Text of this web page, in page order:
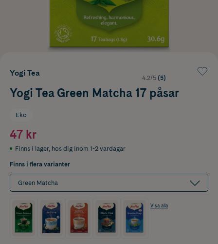
Yogi Tea
4.2/5 (5)
Yogi Tea Green Matcha 17 påsar
Eko
47 kr
Finns i lager, hos dig inom 1-2 vardagar
Finns i flera varianter
Green Matcha
Visa alla